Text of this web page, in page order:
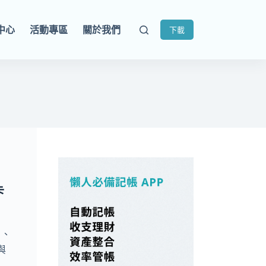
心 活動專區 關於我們 下載